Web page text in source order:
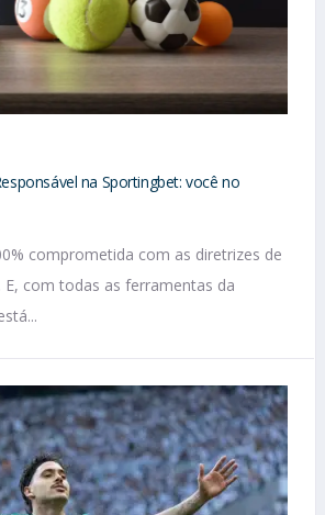
na Sportingbet: você no
comprometida com as diretrizes de
E, com todas as ferramentas da